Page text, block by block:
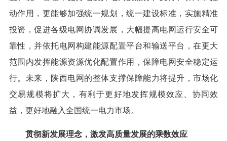
动作用，更能够加强统一规划，统一建设标准，实施精准
投资，促进各级电网协调发展，大幅提高电网运行安全可
靠性，并依托电网构建能源配置平台和输送平台，在更大
范围内发挥能源资源优化配置作用，保障电网安全稳定运
行。未来，陕西电网的整体支撑保障能力将提升，市场化
交易规模将扩大，有利于更好地发挥规模效应、协同效
益，更好地融入全国统一电力市场。
贯彻新发展理念，激发高质量发展的乘数效应